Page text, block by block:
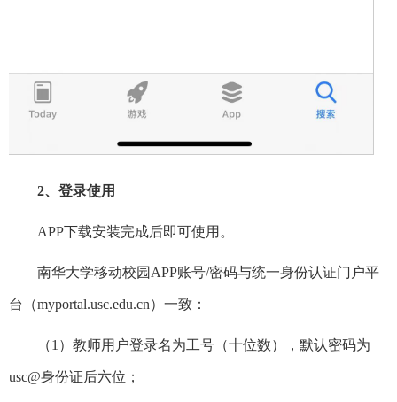
2、登录使用
APP下载安装完成后即可使用。
南华大学移动校园APP账号/密码与统一身份认证门户平
台（myportal.usc.edu.cn）一致：
（1）教师用户登录名为工号（十位数），默认密码为
usc@身份证后六位；